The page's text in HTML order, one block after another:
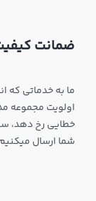
ضمانت
ما به خدماتی که
اولویت مجموعه
خطایی رخ دهد،
شما ارسال